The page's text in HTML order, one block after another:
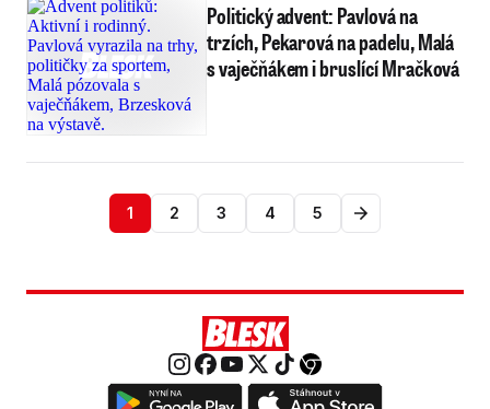
Politický advent: Pavlová na
trzích, Pekarová na padelu, Malá
s vaječňákem i bruslící Mračková
1 2 3 4 5